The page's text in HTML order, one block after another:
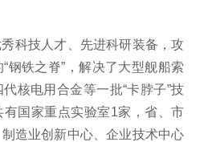
科技人才、先进科研装备，攻
钢铁之脊”，解决了大型舰船索
核电用合金等一批“卡脖子”技
国家重点实验室1家，省、市
造业创新中心、企业技术中心